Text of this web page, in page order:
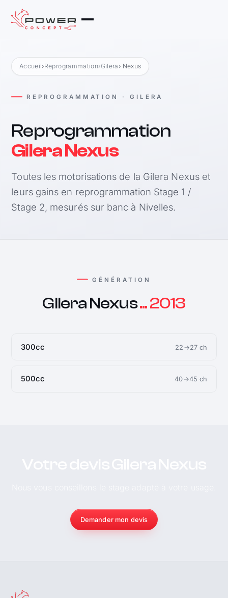
Accueil›Reprogrammation›Gilera › Nexus
REPROGRAMMATION · GILERA
Reprogrammation
Gilera Nexus
Toutes les motorisations de la Gilera Nexus et
leurs gains en reprogrammation Stage 1 /
Stage 2, mesurés sur banc à Nivelles.
GÉNÉRATION
Gilera Nexus... 2013
300cc 22→27 ch
500cc 40→45 ch
Demander mon devis